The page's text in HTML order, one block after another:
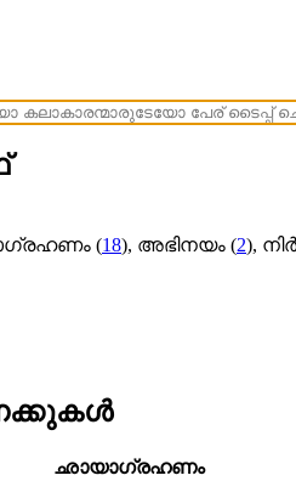
(18), അഭിനയം (2),
ഛായാഗ്രഹണം